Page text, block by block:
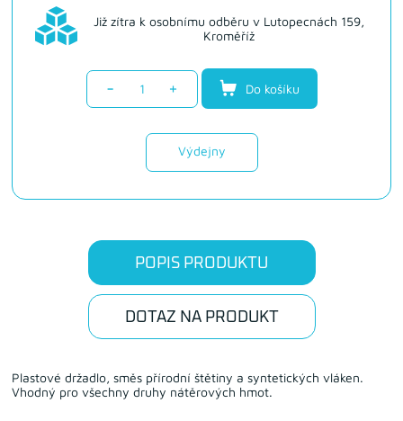
Již zítra k osobnímu odběru v Lutopecnách 159,
Kroměříž
- + Do košíku
Výdejny
POPIS PRODUKTU
DOTAZ NA PRODUKT
Plastové držadlo, směs přírodní štětiny a syntetických vláken.
Vhodný pro všechny druhy nátěrových hmot.